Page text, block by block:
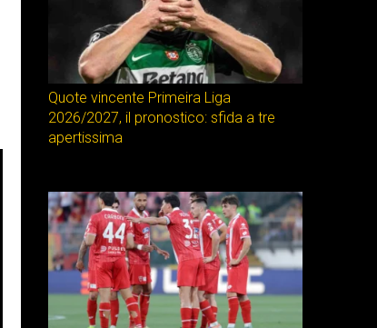
Quote vincente Primeira Liga
2026/2027, il pronostico: sfida a tre
apertissima